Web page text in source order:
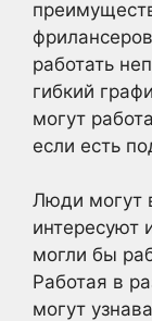
работать
гибкий
могут
если есть
Люди могут
интересуют
могли бы
Работая в
могут